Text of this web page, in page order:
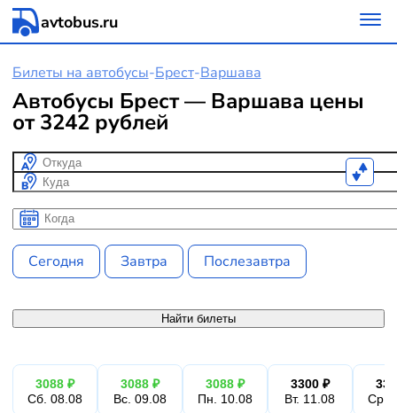
avtobus.ru
Билеты на автобусы-Брест-Варшава
Автобусы Брест — Варшава цены
от 3242 рублей
Откуда
Куда
Когда
Когда
Сегодня Завтра Послезавтра
Найти билеты
3088 ₽
Сб. 08.08
3088 ₽
Вс. 09.08
3088 ₽
Пн. 10.08
3300 ₽
Вт. 11.08
Ср.